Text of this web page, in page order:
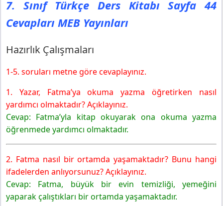
Hazırlık Çalışmaları
7. Sınıf Türkçe Ders Kitabı Sayfa 45 Cevapları MEB
7. Sınıf Türkçe Ders Kitabı Sayfa 44
Cevapları MEB Yayınları
Hazırlık Çalışmaları
1-5. soruları metne göre cevaplayınız.
1. Yazar, Fatma’ya okuma yazma öğretirken nasıl
yardımcı olmaktadır? Açıklayınız.
Cevap: Fatma’yla kitap okuyarak ona okuma yazma
öğrenmede yardımcı olmaktadır.
2. Fatma nasıl bir ortamda yaşamaktadır? Bunu hangi
ifadelerden anlıyorsunuz? Açıklayınız.
Cevap: Fatma, büyük bir evin temizliği, yemeğini
yaparak çalıştıkları bir ortamda yaşamaktadır.